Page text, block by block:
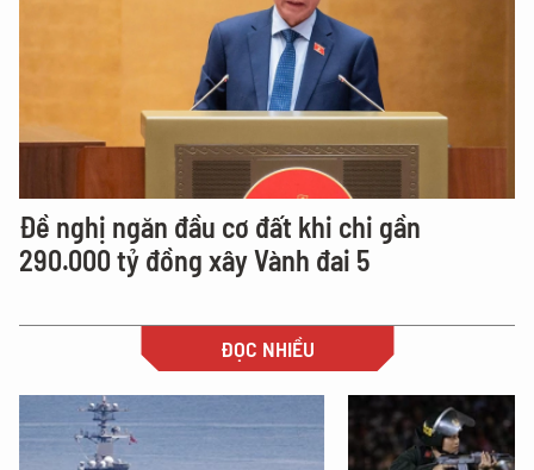
Đề nghị ngăn đầu cơ đất khi chi gần
290.000 tỷ đồng xây Vành đai 5
ĐỌC NHIỀU